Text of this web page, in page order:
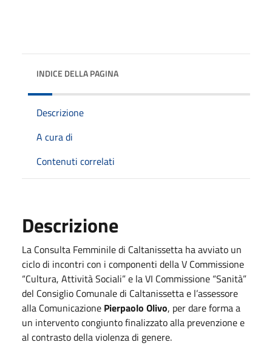
INDICE DELLA PAGINA
Descrizione
A cura di
Contenuti correlati
Descrizione
La Consulta Femminile di Caltanissetta ha avviato un
ciclo di incontri con i componenti della V Commissione
“Cultura, Attività Sociali” e la VI Commissione “Sanità”
del Consiglio Comunale di Caltanissetta e l’assessore
alla Comunicazione Pierpaolo Olivo, per dare forma a
un intervento congiunto finalizzato alla prevenzione e
al contrasto della violenza di genere.